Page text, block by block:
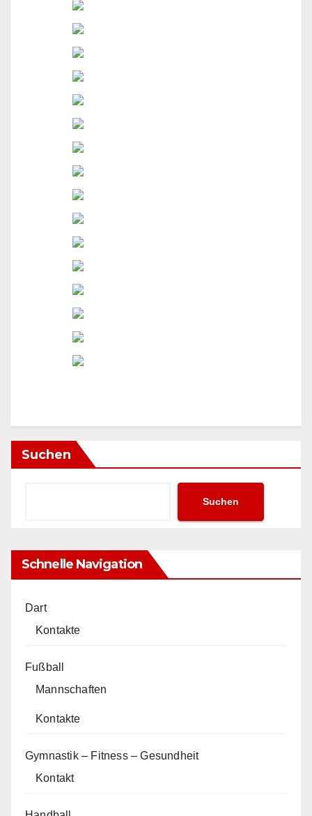
Suchen
Suchen
Schnelle Navigation
Dart
Kontakte
Fußball
Mannschaften
Kontakte
Gymnastik – Fitness – Gesundheit
Kontakt